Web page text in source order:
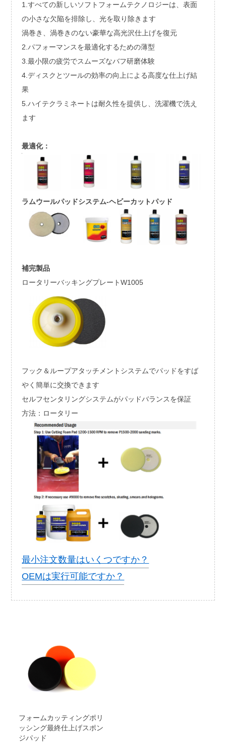
1.すべての新しいソフトフォームテクノロジーは、表面
の小さな欠陥を排除し、光を取り除きます
渦巻き、渦巻きのない豪華な高光沢仕上げを復元
2.パフォーマンスを最適化するための薄型
3.最小限の疲労でスムーズなバフ研磨体験
4.ディスクとツールの効率の向上による高度な仕上げ結
果
5.ハイテクラミネートは耐久性を提供し、洗濯機で洗え
ます
最適化：
ラムウールパッドシステム-ヘビーカットパッド
補完製品
ロータリーバッキングプレートW1005
フック＆ループアタッチメントシステムでパッドをすば
やく簡単に交換できます
セルフセンタリングシステムがパッドバランスを保証
方法：ロータリー
最小注文数量はいくつですか？
OEMは実行可能ですか？
フォームカッティングポリ
ッシング最終仕上げスポン
ジパッド